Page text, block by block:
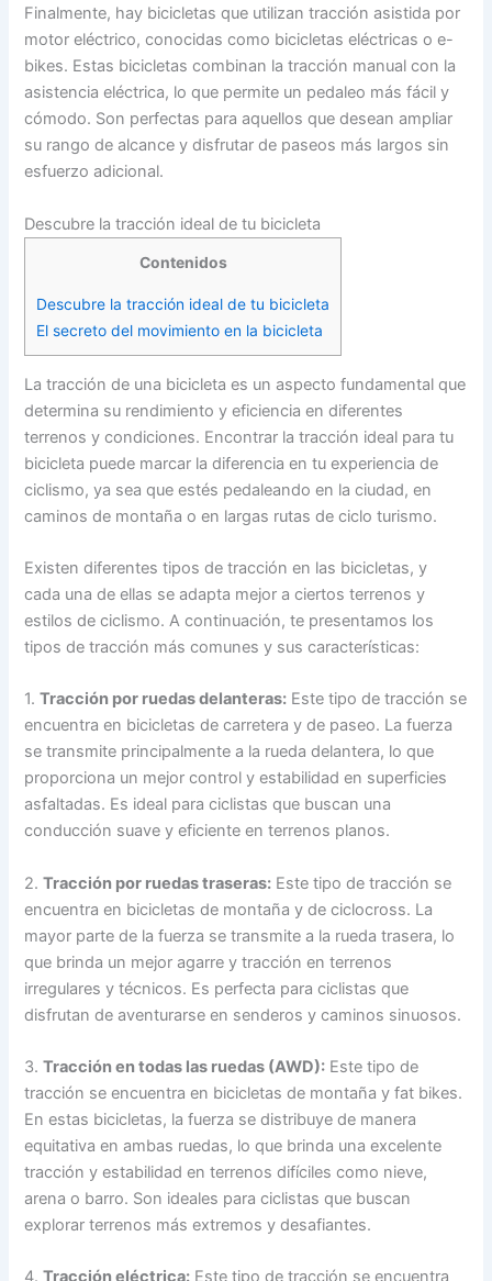
Finalmente, hay bicicletas que utilizan tracción asistida por
motor eléctrico, conocidas como bicicletas eléctricas o e-
bikes. Estas bicicletas combinan la tracción manual con la
asistencia eléctrica, lo que permite un pedaleo más fácil y
cómodo. Son perfectas para aquellos que desean ampliar
su rango de alcance y disfrutar de paseos más largos sin
esfuerzo adicional.
Descubre la tracción ideal de tu bicicleta
Contenidos
Descubre la tracción ideal de tu bicicleta
El secreto del movimiento en la bicicleta
La tracción de una bicicleta es un aspecto fundamental que
determina su rendimiento y eficiencia en diferentes
terrenos y condiciones. Encontrar la tracción ideal para tu
bicicleta puede marcar la diferencia en tu experiencia de
ciclismo, ya sea que estés pedaleando en la ciudad, en
caminos de montaña o en largas rutas de ciclo turismo.
Existen diferentes tipos de tracción en las bicicletas, y
cada una de ellas se adapta mejor a ciertos terrenos y
estilos de ciclismo. A continuación, te presentamos los
tipos de tracción más comunes y sus características:
1.Tracción por ruedas delanteras: Este tipo de tracción se
encuentra en bicicletas de carretera y de paseo. La fuerza
se transmite principalmente a la rueda delantera, lo que
proporciona un mejor control y estabilidad en superficies
asfaltadas. Es ideal para ciclistas que buscan una
conducción suave y eficiente en terrenos planos.
2.Tracción por ruedas traseras: Este tipo de tracción se
encuentra en bicicletas de montaña y de ciclocross. La
mayor parte de la fuerza se transmite a la rueda trasera, lo
que brinda un mejor agarre y tracción en terrenos
irregulares y técnicos. Es perfecta para ciclistas que
disfrutan de aventurarse en senderos y caminos sinuosos.
3.Tracción en todas las ruedas (AWD): Este tipo de
tracción se encuentra en bicicletas de montaña y fat bikes.
En estas bicicletas, la fuerza se distribuye de manera
equitativa en ambas ruedas, lo que brinda una excelente
tracción y estabilidad en terrenos difíciles como nieve,
arena o barro. Son ideales para ciclistas que buscan
explorar terrenos más extremos y desafiantes.
4.Tracción eléctrica: Este tipo de tracción se encuentra